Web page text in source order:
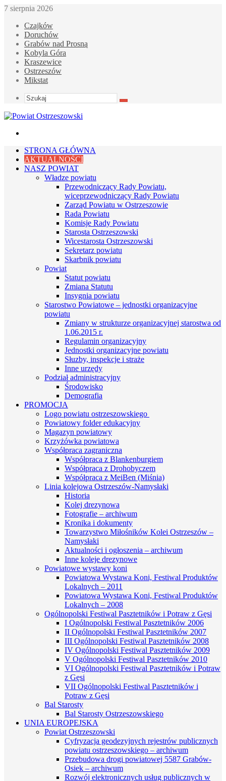
7 sierpnia 2026
Czajków
Doruchów
Grabów nad Prosną
Kobyla Góra
Kraszewice
Ostrzeszów
Mikstat
Szukaj
STRONA GŁÓWNA
AKTUALNOŚCI
NASZ POWIAT
Władze powiatu
Przewodniczący Rady Powiatu,
wiceprzewodniczący Rady Powiatu
Zarząd Powiatu w Ostrzeszowie
Rada Powiatu
Komisje Rady Powiatu
Starosta Ostrzeszowski
Wicestarosta Ostrzeszowski
Sekretarz powiatu
Skarbnik powiatu
Powiat
Statut powiatu
Zmiana Statutu
Insygnia powiatu
Starostwo Powiatowe – jednostki organizacyjne
powiatu
Zmiany w strukturze organizacyjnej starostwa od
1.06.2015 r.
Regulamin organizacyjny
Jednostki organizacyjne powiatu
Słuzby, inspekcje i straże
Inne urzędy
Podział administracyjny
Środowisko
Demografia
PROMOCJA
Logo powiatu ostrzeszowskiego
Powiatowy folder edukacyjny
Magazyn powiatowy
Krzyżówka powiatowa
Współpraca zagraniczna
Współpraca z Blankenburgiem
Współpraca z Drohobyczem
Współpraca z MeiBen (Miśnia)
Linia kolejowa Ostrzeszów-Namysłaki
Historia
Kolej drezynowa
Fotografie – archiwum
Kronika i dokumenty
Towarzystwo Miłośników Kolei Ostrzeszów –
Namysłaki
Aktualności i ogłoszenia – archiwum
Inne koleje drezynowe
Powiatowe wystawy koni
Powiatowa Wystawa Koni, Festiwal Produktów
Lokalnych – 2011
Powiatowa Wystawa Koni, Festiwal Produktów
Lokalnych – 2008
Ogólnopolski Festiwal Pasztetników i Potraw z Gęsi
I Ogólnopolski Festiwal Pasztetników 2006
II Ogólnopolski Festiwal Pasztetników 2007
III Ogólnopolski Festiwal Pasztetników 2008
IV Ogólnopolski Festiwal Pasztetników 2009
V Ogólnopolski Festiwal Pasztetników 2010
VI Ogólnopolski Festiwal Pasztetników i Potraw
z Gęsi
VII Ogólnopolski Festiwal Pasztetników i
Potraw z Gęsi
Bal Starosty
Bal Starosty Ostrzeszowskiego
UNIA EUROPEJSKA
Powiat Ostrzeszowski
Cyfryzacja geodezyjnych rejestrów publicznych
powiatu ostrzeszowskiego – archiwum
Przebudowa drogi powiatowej 5587 Grabów-
Osiek – archiwum
Rozwój elektronicznych usług publicznych w